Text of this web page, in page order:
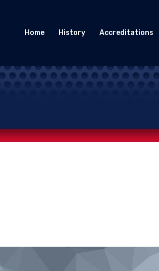
Home History Accreditations